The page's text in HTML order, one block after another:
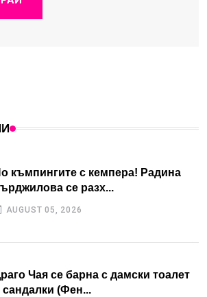
къмпингите с кемпера! Радина
се разх...
AUGUST 05, 2026
Чая се барна с дамски тоалет
сандалки (Фен...